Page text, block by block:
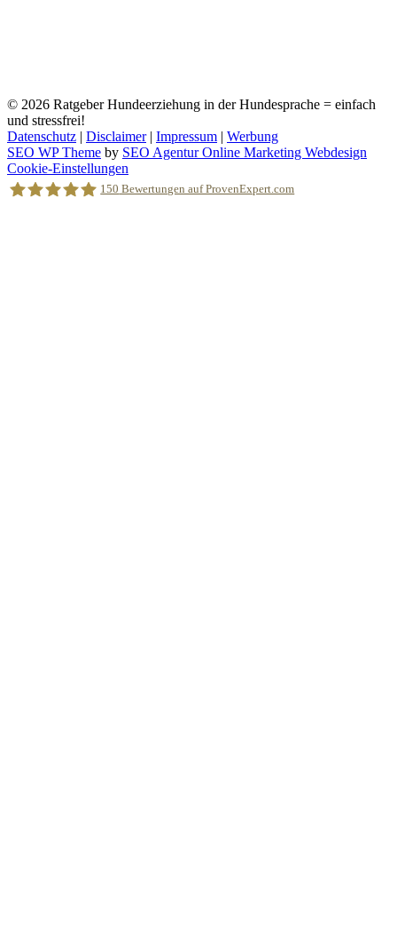
© 2026 Ratgeber Hundeerziehung in der Hundesprache = einfach
und stressfrei!
Datenschutz | Disclaimer| Impressum | Werbung
SEO WP Theme by SEO Agentur Online Marketing Webdesign
Nach
oben
scrollen
Cookie-Einstellungen
150 Bewertungen auf ProvenExpert.com